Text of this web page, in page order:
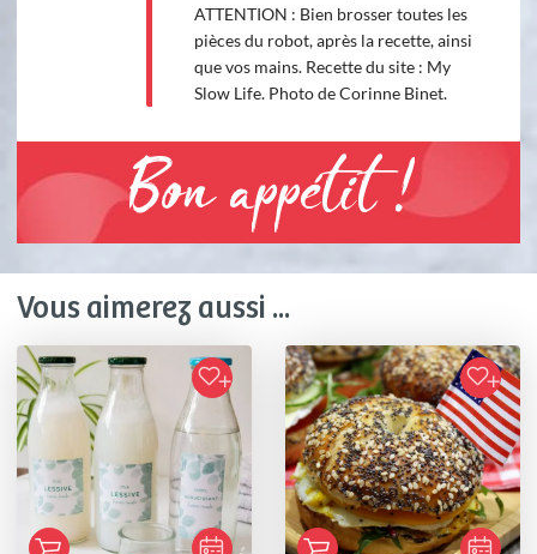
ATTENTION : Bien brosser toutes les
pièces du robot, après la recette, ainsi
que vos mains. Recette du site : My
Slow Life. Photo de Corinne Binet.
Bon appétit !
Vous aimerez aussi ...